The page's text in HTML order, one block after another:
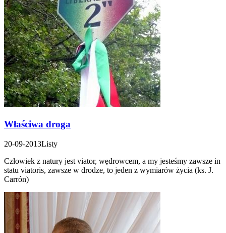
Właściwa droga
20-09-2013Listy
Człowiek z natury jest viator, wędrowcem, a my jesteśmy zawsze in
statu viatoris, zawsze w drodze, to jeden z wymiarów życia (ks. J.
Carrón)